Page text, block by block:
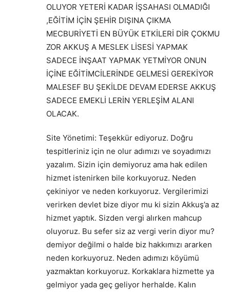
OLUYOR YETERİ KADAR İŞSAHASI OLMADIĞI
,EĞİTİM İÇİN ŞEHİR DIŞINA ÇIKMA
MECBURİYETİ EN BÜYÜK ETKİLERİ DİR ÇOKMU
ZOR AKKUŞ A MESLEK LİSESİ YAPMAK
SADECE İNŞAAT YAPMAK YETMİYOR ONUN
İÇİNE EĞİTİMCİLERİNDE GELMESİ GEREKİYOR
MALESEF BU ŞEKİLDE DEVAM EDERSE AKKUŞ
SADECE EMEKLİ LERİN YERLEŞİM ALANI
OLACAK.
Site Yönetimi: Teşekkür ediyoruz. Doğru
tespitleriniz için ne olur adımızı ve soyadımızı
yazalım. Sizin için demiyoruz ama hak edilen
hizmet istenirken bile korkuyoruz. Neden
çekiniyor ve neden korkuyoruz. Vergilerimizi
verirken devlet bize diyor mu ki sizin Akkuş’a az
hizmet yaptık. Sizden vergi alırken mahcup
oluyoruz. Bu sefer siz az vergi verin diyor mu?
demiyor değilmi o halde biz hakkımızı ararken
neden korkuyoruz. Neden adımızı köyümü
yazmaktan korkuyoruz. Korkaklara hizmette ya
gelmiyor yada geç geliyor herhalde. Kalın